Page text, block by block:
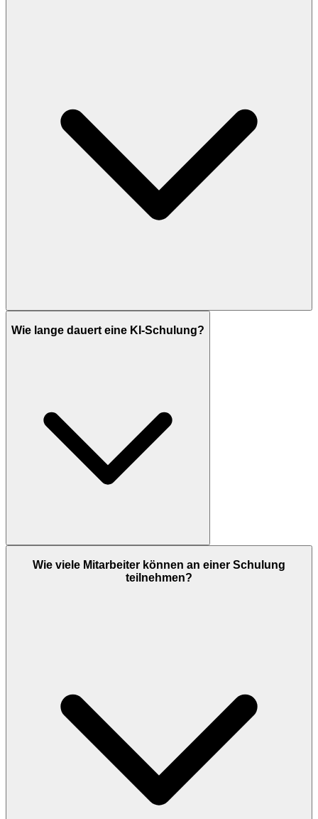
Wie lange dauert eine KI-Schulung?
Wie viele Mitarbeiter können an einer Schulung
teilnehmen?